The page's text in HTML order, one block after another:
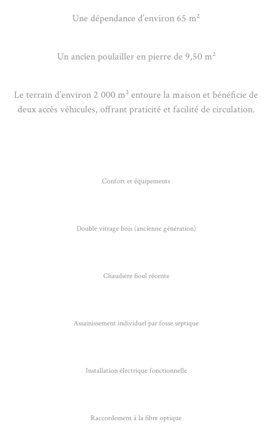
Une dépendance d’environ 65 m²
Un ancien poulailler en pierre de 9,50 m²
Le terrain d’environ 2 000 m² entoure la maison et bénéficie de
deux accès véhicules, offrant praticité et facilité de circulation.
Confort et équipements
Double vitrage bois (ancienne génération)
Chaudière fioul récente
Assainissement individuel par fosse septique
Installation électrique fonctionnelle
Raccordement à la fibre optique